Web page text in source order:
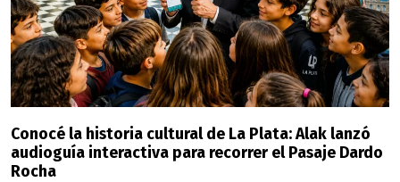
Conocé la historia cultural de La Plata: Alak lanzó
audioguía interactiva para recorrer el Pasaje Dardo
Rocha